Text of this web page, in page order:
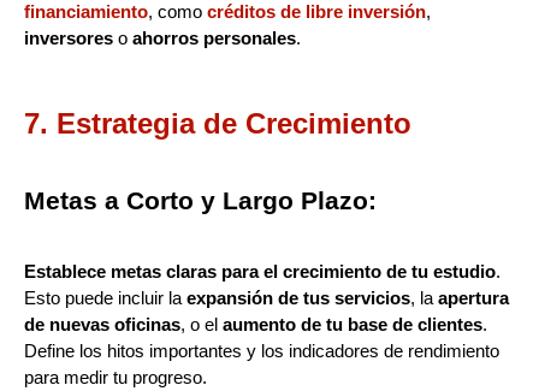
financiamiento, como créditos de libre inversión,
inversores o ahorros personales.
7. Estrategia de Crecimiento
Metas a Corto y Largo Plazo:
Establece metas claras para el crecimiento de tu estudio.
Esto puede incluir laexpansión de tus servicios, laapertura
de nuevas oficinas, o el aumento de tu base de clientes.
Define los hitos importantes y los indicadores de rendimiento
para medir tu progreso.